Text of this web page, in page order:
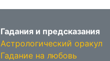
Гадания и предсказания
Астрологический оракул
Гадание на любовь